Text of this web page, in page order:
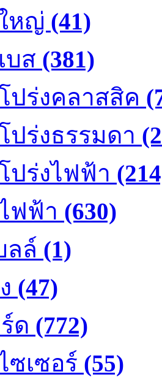
หญ่ (41)
บส (381)
ปร่งคลาสสิค
ปร่งธรรมดา
ปร่งไฟฟ้า
ฟฟ้า (630)
ลล์ (1)
(47)
ด (772)
ซเซอร์ (55)